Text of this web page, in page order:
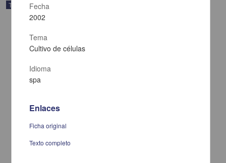
Trabajo de grado
Fecha
2002
Tema
Cultivo de células
Idioma
spa
Enlaces
Ficha original
Texto completo